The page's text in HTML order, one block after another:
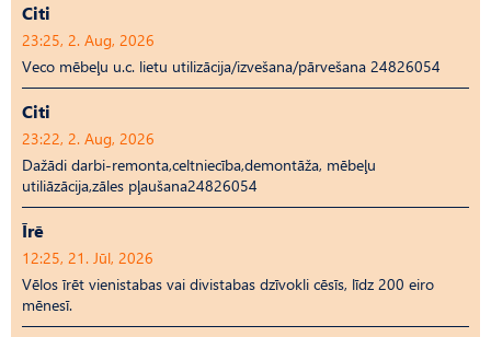
Citi
23:25, 2. Aug, 2026
Veco mēbeļu u.c. lietu utilizācija/izvešana/pārvešana 24826054
Citi
23:22, 2. Aug, 2026
Dažādi darbi-remonta,celtniecība,demontāža, mēbeļu
utiliāzācija,zāles pļaušana24826054
Īrē
12:25, 21. Jūl, 2026
Vēlos īrēt vienistabas vai divistabas dzīvokli cēsīs, līdz 200 eiro
mēnesī.